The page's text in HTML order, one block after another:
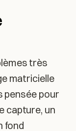
très
matricielle
pensée pour
capture, un
fond